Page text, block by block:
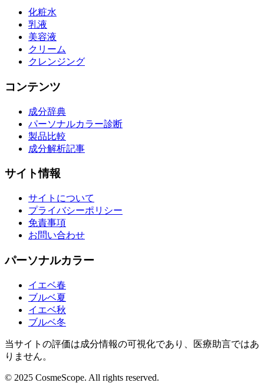
化粧水
乳液
美容液
クリーム
クレンジング
コンテンツ
成分辞典
パーソナルカラー診断
製品比較
成分解析記事
サイト情報
サイトについて
プライバシーポリシー
免責事項
お問い合わせ
パーソナルカラー
イエベ春
ブルベ夏
イエベ秋
ブルベ冬
当サイトの評価は成分情報の可視化であり、医療助言ではあ
りません。
© 2025 CosmeScope. All rights reserved.